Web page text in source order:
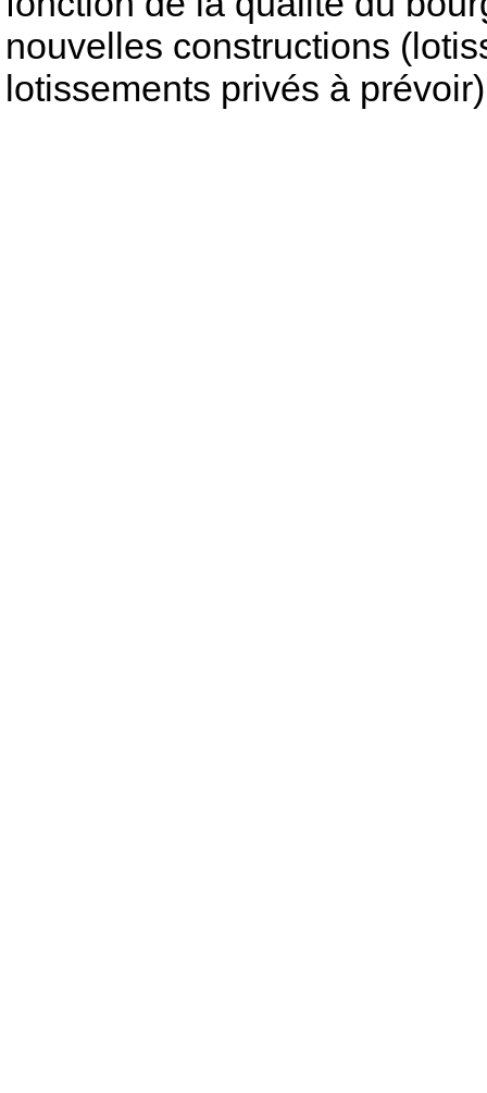
nouvelles constructions
lotissements privés à